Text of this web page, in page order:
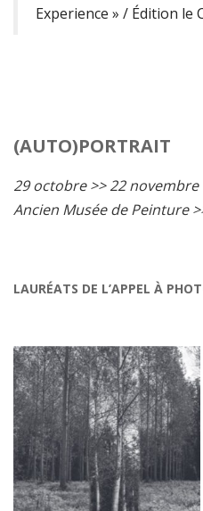
Experience » / Édition le
(AUTO)PORTRAIT
29 octobre >> 22 novembre
Ancien Musée de Peinture
LAURÉATS DE L’APPEL À